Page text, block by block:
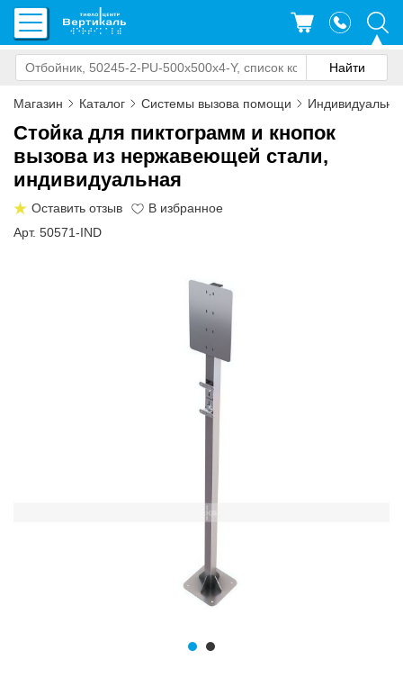
Магазин Каталог Системы вызова помощи
Стойка для пиктограмм и кнопок
вызова из нержавеющей стали,
индивидуальная
Оставить отзыв
Арт. 50571-IND